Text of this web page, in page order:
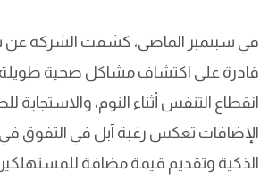
في سبتمبر الماضي، كشفت الشركة عن
قادرة على اكتشاف مشاكل صحية طويلة
انقطاع التنفس أثناء النوم، والاستجابة
الإضافات تعكس رغبة آبل في التفوق
الذكية وتقديم قيمة مضافة